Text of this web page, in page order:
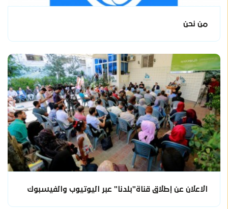
من نحن
الاعلان عن إطلاق قناة"بلدنا" عبر اليوتيوب والفيسبوك